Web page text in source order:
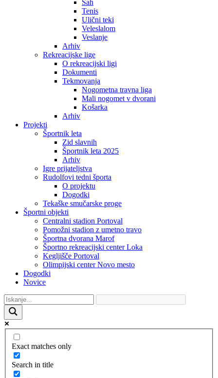
Šah
Tenis
Ulični teki
Veleslalom
Veslanje
Arhiv
Rekreacijske lige
O rekreacijski ligi
Dokumenti
Tekmovanja
Nogometna travna liga
Mali nogomet v dvorani
Košarka
Arhiv
Projekti
Športnik leta
Zid slavnih
Športnik leta 2025
Arhiv
Igre prijateljstva
Rudolfovi tedni športa
O projektu
Dogodki
Tekaške smučarske proge
Športni objekti
Centralni stadion Portoval
Pomožni stadion z umetno travo
Športna dvorana Marof
Športno rekreacijski center Loka
Kegljišče Portoval
Olimpijski center Novo mesto
Dogodki
Novice
Exact matches only
Search in title